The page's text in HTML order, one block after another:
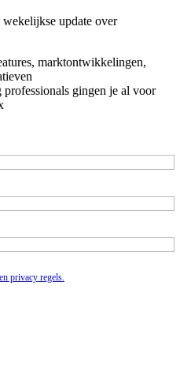
update over
marktontwikkelingen,
gingen je al voor
privacy regels.